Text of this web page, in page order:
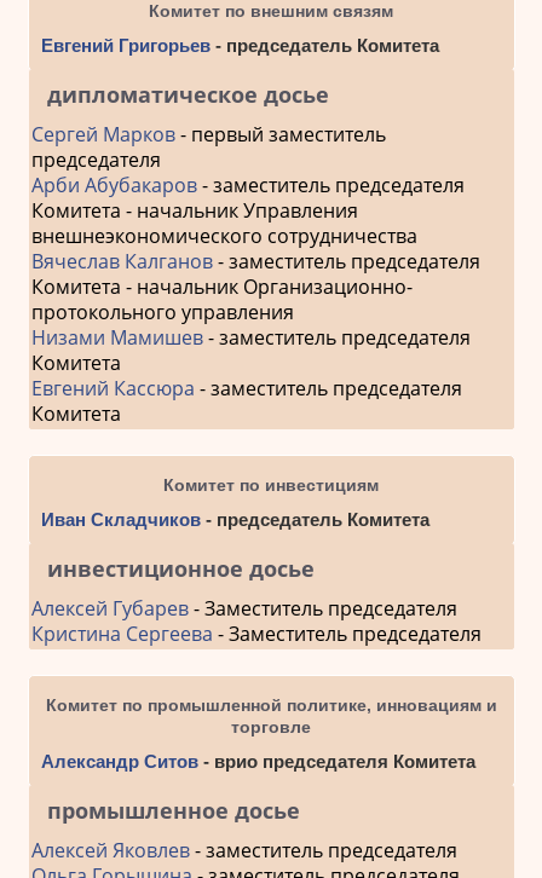
Комитет по внешним связям
Евгений Григорьев- председатель Комитета
дипломатическое досье
Сергей Марков- первый заместитель
председателя
Арби Абубакаров- заместитель председателя
Комитета - начальник Управления
внешнеэкономического сотрудничества
Вячеслав Калганов- заместитель председателя
Комитета - начальник Организационно-
протокольного управления
Низами Мамишев- заместитель председателя
Комитета
Евгений Кассюра - заместитель председателя
Комитета
Комитет по инвестициям
Иван Складчиков- председатель Комитета
инвестиционное досье
Алексей Губарев- Заместитель председателя
Кристина Сергеева - Заместитель председателя
Комитет по промышленной политике, инновациям и
торговле
Александр Ситов- врио председателя Комитета
промышленное досье
Алексей Яковлев- заместитель председателя